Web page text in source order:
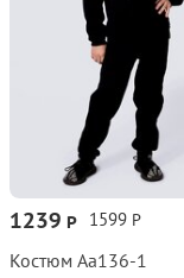
1599 Р
1239 Р
Костюм Аа136‑1